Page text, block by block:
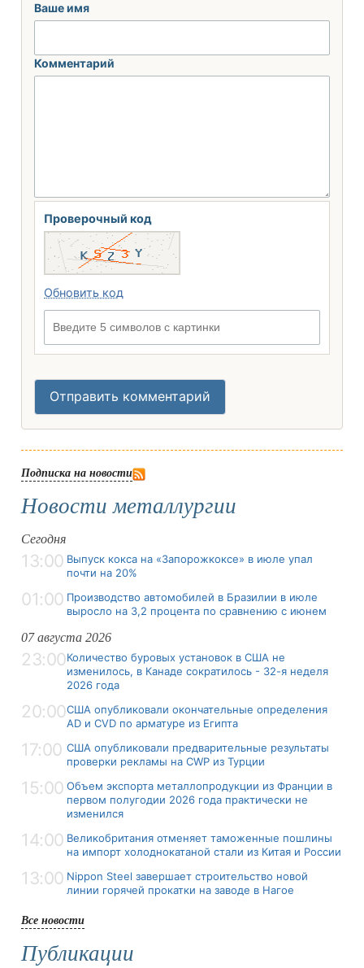
Ваше имя
Комментарий
Проверочный код
Обновить код
Отправить комментарий
Подписка на новости
Новости металлургии
Сегодня
13:00 Выпуск кокса на «Запорожкоксе» в июле упал
почти на 20%
01:00 Производство автомобилей в Бразилии в июле
выросло на 3,2 процента по сравнению с июнем
07 августа 2026
23:00Количество буровых установок в США не
изменилось, в Канаде сократилось - 32-я неделя
2026 года
20:00США опубликовали окончательные определения
AD и CVD по арматуре из Египта
17:00 США опубликовали предварительные результаты
проверки рекламы на CWP из Турции
15:00 Объем экспорта металлопродукции из Франции в
первом полугодии 2026 года практически не
изменился
14:00 Великобритания отменяет таможенные пошлины
на импорт холоднокатаной стали из Китая и России
13:00 Nippon Steel завершает строительство новой
линии горячей прокатки на заводе в Нагое
Все новости
Публикации